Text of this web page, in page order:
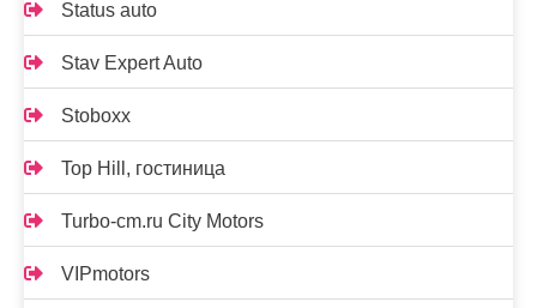
Status auto
Stav Expert Auto
Stoboxx
Top Hill, гостиница
Turbo-cm.ru City Motors
VIPmotors